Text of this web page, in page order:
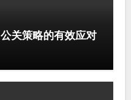
关策略的有效应对